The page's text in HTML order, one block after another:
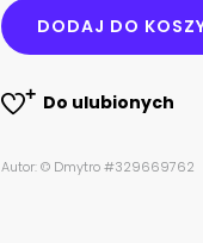
DODAJ DO
Do ulubionych
Autor: © Dmytro #329669762